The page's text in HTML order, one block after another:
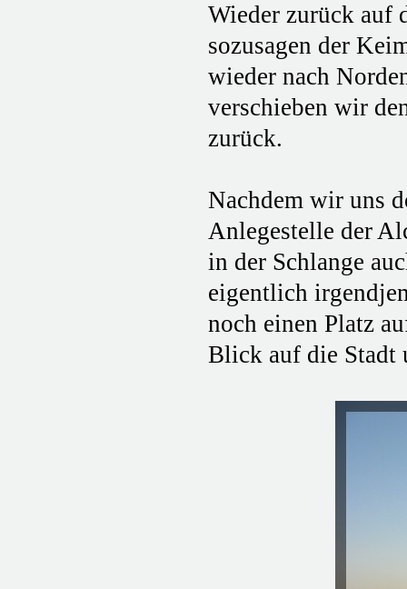
Wieder zurück auf
sozusagen der
wieder nach
verschieben wir
zurück.
Nachdem wir uns
Anlegestelle der
in der Schlange
eigentlich
noch einen Platz
Blick auf die Stadt